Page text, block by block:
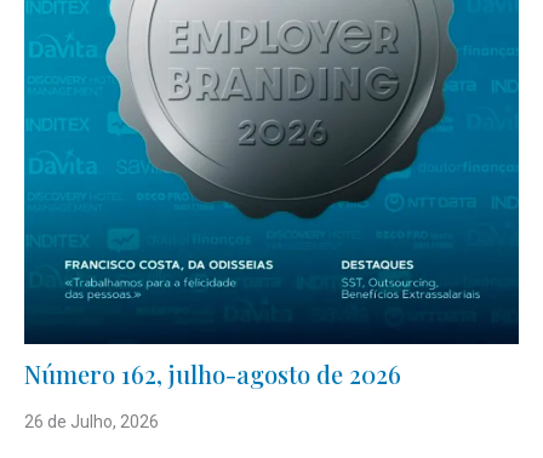
Número 162, julho-agosto de 2026
26 de Julho, 2026